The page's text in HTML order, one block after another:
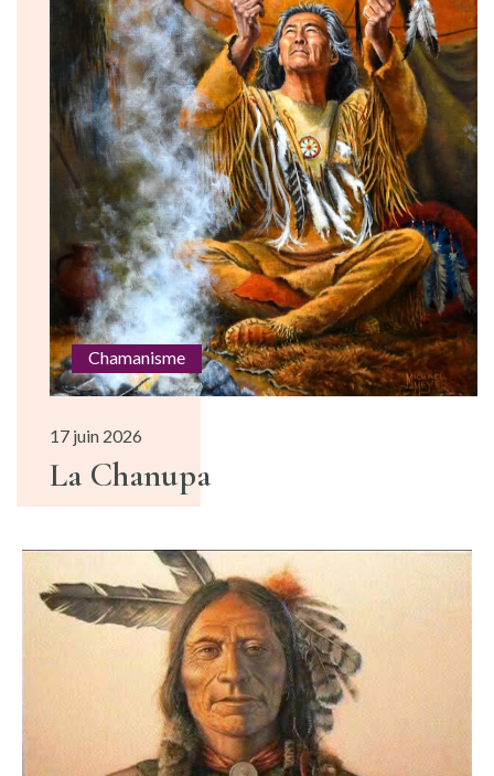
Chamanisme
17 juin 2026
La Chanupa